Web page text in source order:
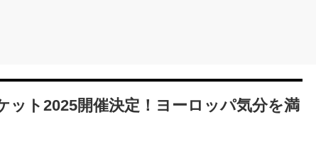
ット2025開催決定！ヨーロッパ気分を満